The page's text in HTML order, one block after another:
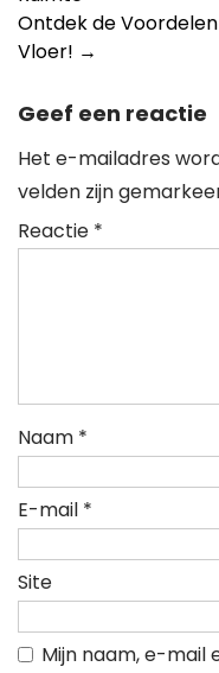
Ontdek de
Vloer! →
Geef een reactie
Het e-mailadres
velden zijn
Reactie *
Naam *
E-mail *
Site
Mijn naam, e-mail